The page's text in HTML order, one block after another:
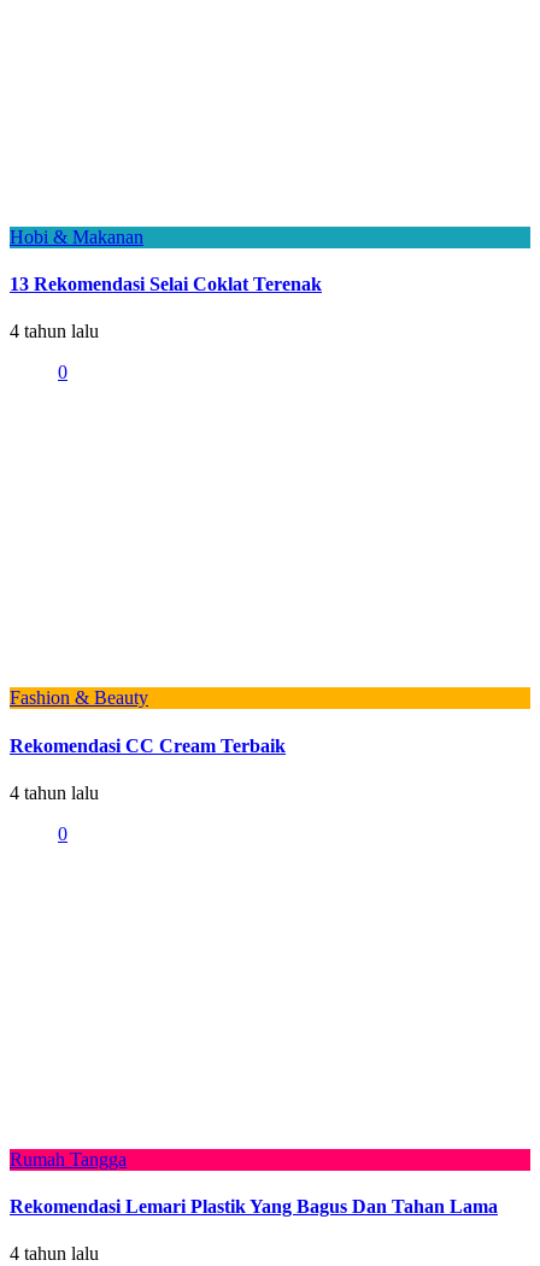
Hobi & Makanan
13 Rekomendasi Selai Coklat Terenak
4 tahun lalu
0
Fashion & Beauty
Rekomendasi CC Cream Terbaik
4 tahun lalu
0
Rumah Tangga
Rekomendasi Lemari Plastik Yang Bagus Dan Tahan Lama
4 tahun lalu